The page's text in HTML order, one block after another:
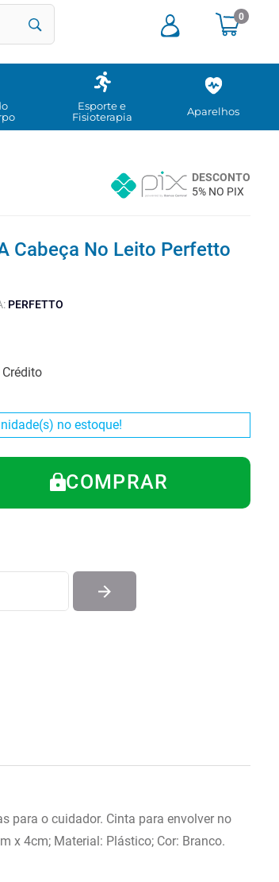
0
Esporte e
Fisioterapia
Aparelhos
DESCONTO
5% NO PIX
Cabeça No Leito Perfetto
PERFETTO
no estoque!
COMPRAR
para o cuidador. Cinta para envolver no
x 4cm; Material: Plástico; Cor: Branco.